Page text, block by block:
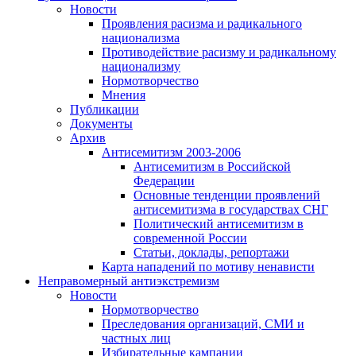
Новости
Проявления расизма и радикального
национализма
Противодействие расизму и радикальному
национализму
Нормотворчество
Мнения
Публикации
Документы
Архив
Антисемитизм 2003-2006
Антисемитизм в Российской
Федерации
Основные тенденции проявлений
антисемитизма в государствах СНГ
Политический антисемитизм в
современной России
Статьи, доклады, репортажи
Карта нападений по мотиву ненависти
Неправомерный антиэкстремизм
Новости
Нормотворчество
Преследования организаций, СМИ и
частных лиц
Избирательные кампании